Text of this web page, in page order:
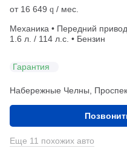
от 16 649 q / мес.
Механика • Передний
1.6 л. / 114 л.с. • Бензин
Гарантия
Набережные Челны,
Еще 11 похожих авто